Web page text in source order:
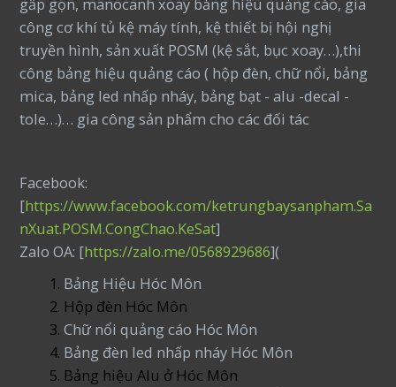
công cơ khí tủ kệ máy tính, kệ thiết bị hội nghị
truyền hình, sản xuất POSM (kệ sắt, bục xoay…),thi
công bảng hiệu quảng cáo ( hộp đèn, chữ nổi, bảng
mica, bảng led nhấp nháy, bảng bạt - alu -decal -
tole…)… gia công sản phẩm cho các đối tác
Facebook:
[https://www.facebook.com/ketrungbaysanpham.Sa
nXuat.POSM.CongChao.KeSat]
Zalo OA: [https://zalo.me/0568929686](
Bảng Hiệu Hóc Môn
Hộp đèn Hóc Môn
Chữ nổi quảng cáo Hóc Môn
Bảng đèn led nhấp nháy Hóc Môn
Bảng hiệu Alu ở Hóc Môn